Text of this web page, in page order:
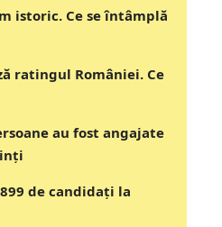
istoric. Ce se întâmplă
ratingul României. Ce
au fost angajate
de candidați la